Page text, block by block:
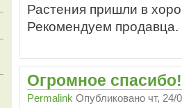
Растения пришли в
Рекомендуем продавца.
Огромное спасибо!
Permalink Опубликовано чт, 24/